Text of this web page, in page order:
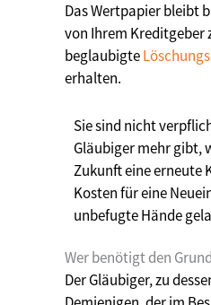
Das Wertpapier bleibt
von Ihrem Kreditgeber
beglaubigte
erhalten.
Sie sind nicht
Gläubiger mehr gibt,
Zukunft eine erneute
Kosten für eine
unbefugte Hände
Wer benötigt den
Der Gläubiger, zu